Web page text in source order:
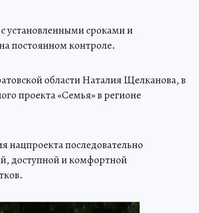
установленными сроками и
постоянном контроле.
области Наталия Щелканова, в
проекта «Семья» в регионе
нацпроекта последовательно
доступной и комфортной